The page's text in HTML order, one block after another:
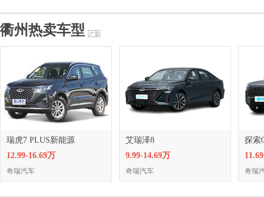
衢州热卖车型
瑞虎7 PLUS新能源
12.99-16.69万
奇瑞汽车
艾瑞泽8
9.99-14.69万
奇瑞汽车
探索
奇瑞